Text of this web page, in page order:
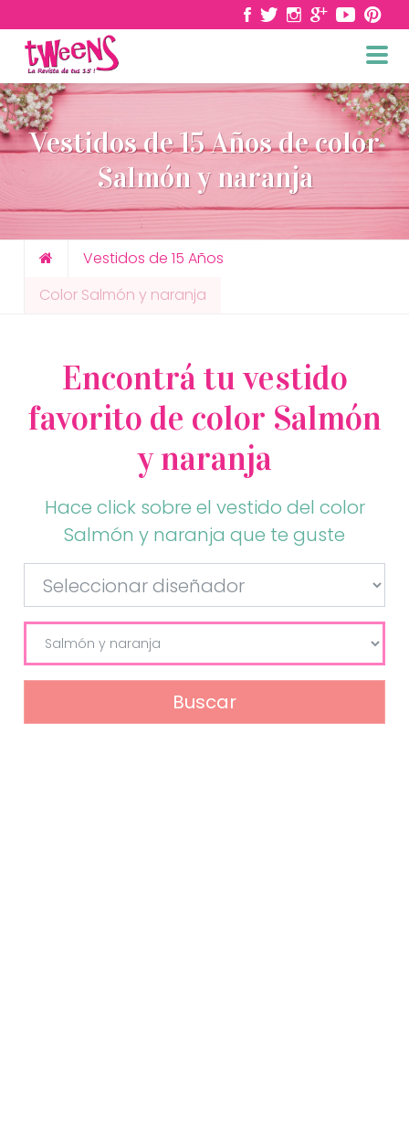
Vestidos de 15 Años de color
Salmón y naranja
Vestidos de 15 Años
Color Salmón y naranja
Encontrá tu vestido
favorito de color Salmón
y naranja
Hace click sobre el vestido del color
Salmón y naranja que te guste
Buscar